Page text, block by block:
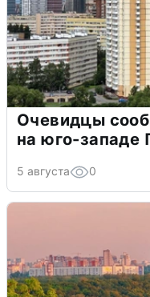
Очевидцы
на юго-западе
5 августа 0